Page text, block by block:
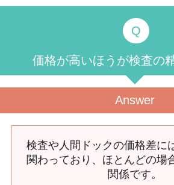
価格が高いほうが検査の
Answer
検査や人間ドックの価格差に
関わっており、ほとんどの場
関係です。